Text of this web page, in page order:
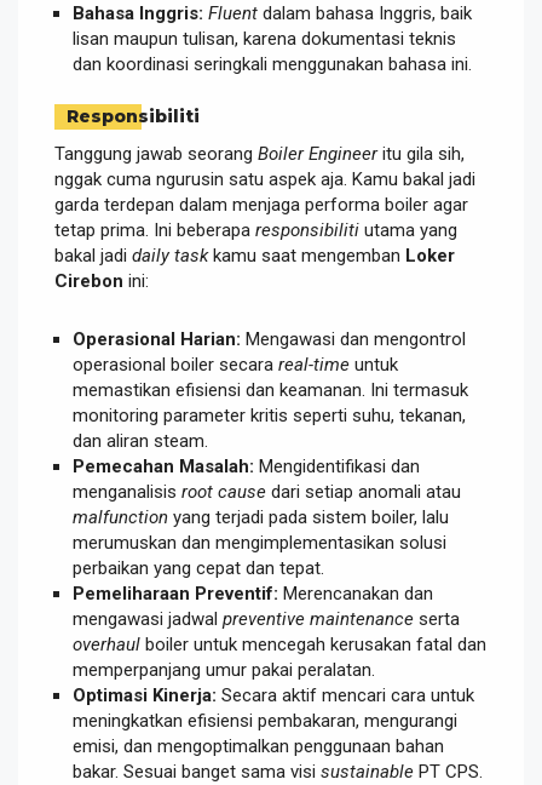
Bahasa Inggris: Fluent dalam bahasa Inggris, baik
lisan maupun tulisan, karena dokumentasi teknis
dan koordinasi seringkali menggunakan bahasa ini.
Responsibiliti
Tanggung jawab seorang Boiler Engineeritu gila sih,
nggak cuma ngurusin satu aspek aja. Kamu bakal jadi
garda terdepan dalam menjaga performa boiler agar
tetap prima. Ini beberapa responsibiliti utama yang
bakal jadi daily taskkamu saat mengemban Loker
Cirebon ini:
Operasional Harian: Mengawasi dan mengontrol
operasional boiler secara real-time untuk
memastikan efisiensi dan keamanan. Ini termasuk
monitoring parameter kritis seperti suhu, tekanan,
dan aliran steam.
Pemecahan Masalah: Mengidentifikasi dan
menganalisis root cause dari setiap anomali atau
malfunction yang terjadi pada sistem boiler, lalu
merumuskan dan mengimplementasikan solusi
perbaikan yang cepat dan tepat.
Pemeliharaan Preventif: Merencanakan dan
mengawasi jadwal preventive maintenance serta
overhaul boiler untuk mencegah kerusakan fatal dan
memperpanjang umur pakai peralatan.
Optimasi Kinerja: Secara aktif mencari cara untuk
meningkatkan efisiensi pembakaran, mengurangi
emisi, dan mengoptimalkan penggunaan bahan
bakar. Sesuai banget sama visi sustainable PT CPS.